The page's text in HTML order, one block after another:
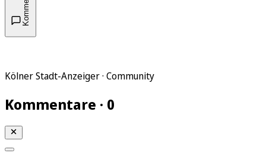
Kölner Stadt-Anzeiger · Community
Kommentare · 0